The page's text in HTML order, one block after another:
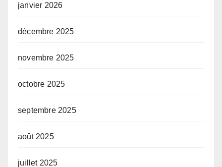
janvier 2026
décembre 2025
novembre 2025
octobre 2025
septembre 2025
août 2025
juillet 2025